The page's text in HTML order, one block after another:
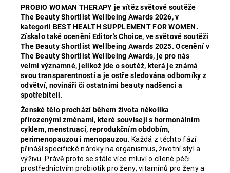
PROBIO WOMAN THERAPY je vítěz světové soutěže
The Beauty Shortlist Wellbeing Awards 2026, v
kategorii BEST HEALTH SUPPLEMENT FOR WOMEN.
Získalo také ocenění Editor's Choice, ve světové soutěži
The Beauty Shortlist Wellbeing Awards 2025. Ocenění v
The Beauty Shortlist Wellbeing Awards, je pro nás
velmi významné, jelikož jde o soutěž, která je známá
svou transparentností a je ostře sledována odborníky z
odvětví, novináři či ostatními beauty nadšenci a
spotřebiteli.
Ženské tělo prochází během života několika
přirozenými změnami, které souvisejí s hormonálním
cyklem, menstruací, reprodukčním obdobím,
perimenopauzou i menopauzou. Každá z těchto fází
přináší specifické nároky na organismus, životní styl a
výživu. Právě proto se stále více mluví o cílené péči
prostřednictvím probiotik pro ženy, vitamínů pro ženy a